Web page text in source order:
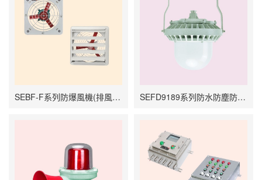
SEBF-F系列防爆風機(排風扇) SEFD9189系列防水防塵防腐LED燈